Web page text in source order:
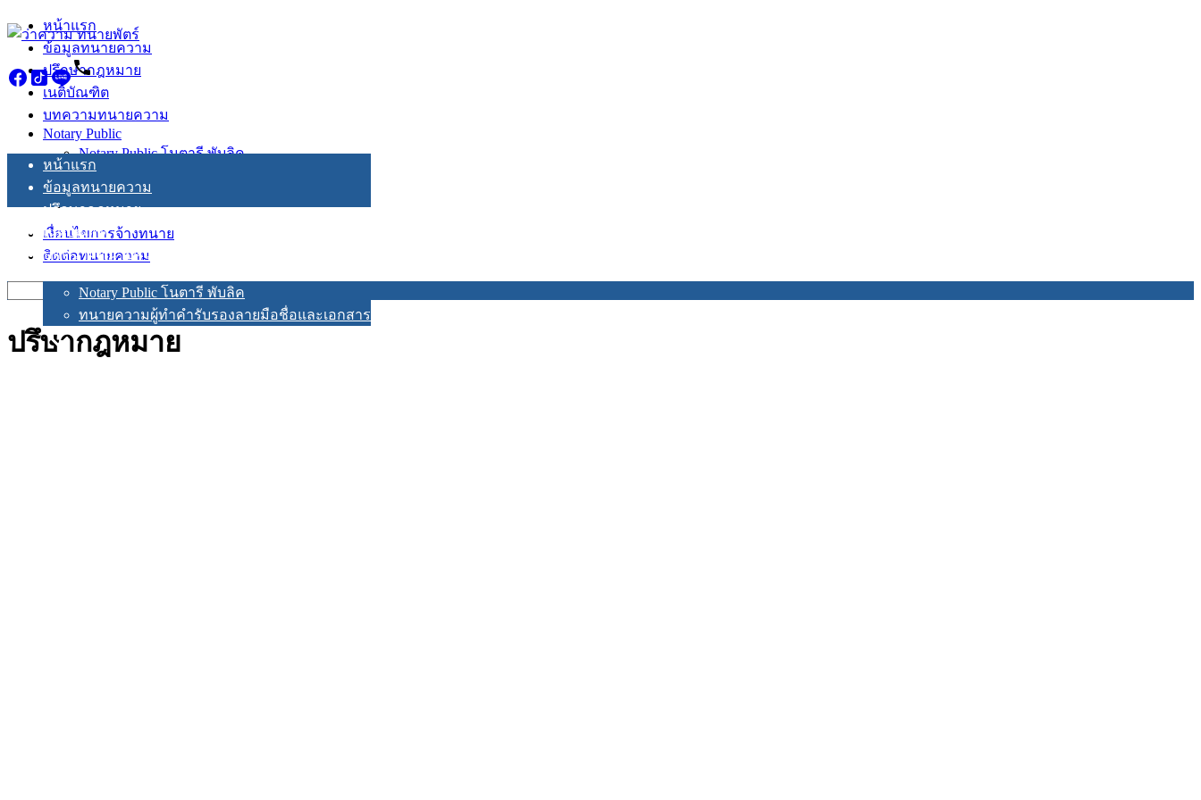
Skip
to
content
หน้าแรก
ข้อมูลทนายความ
ปรึกษากฎหมาย
เนติบัณฑิต
บทความทนายความ
Notary Public โนตารี พับลิค
ทนายความผู้ทำคำรับรองลายมือชื่อและเอกสาร
หน้าแรก
ข้อมูลทนายความ
ปรึกษากฎหมาย
เนติบัณฑิต
บทความทนายความ
Notary Public
Notary Public โนตารี พับลิค
ทนายความผู้ทำคำรับรองลายมือชื่อและเอกสาร
เงื่อนไขการจ้างทนาย
ติดต่อทนายความ
for:
ปรึษากฎหมาย